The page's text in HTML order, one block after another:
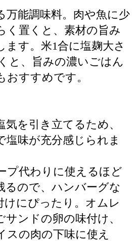
万能調味料。肉や魚に少
く置くと、素材の旨み
ます。米1合に塩麹大さ
と、旨みの濃いごはん
おすすめです。
を引き立てるため、
塩味が充分感じられま
プ代わりに使えるほど
るので、ハンバーグな
けにぴったり。オムレ
ンドの卵の味付け、
スの肉の下味に使え